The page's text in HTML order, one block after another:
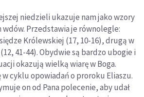
niedzieli ukazuje nam jako wzory
Przedstawia je równolegle:
Królewskiej (17, 10-16), drugą w
41-44). Obydwie są bardzo ubogie i
okazują wielką wiarę w Boga.
w cyklu opowiadań o proroku Eliaszu.
on od Pana polecenie, aby udał